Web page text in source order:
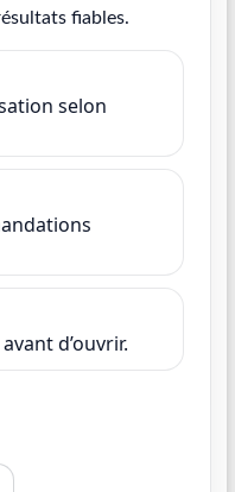
fiables.
selon
d’ouvrir.